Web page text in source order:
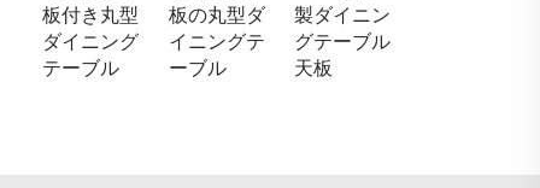
板付き丸型
ダイニング
テーブル
板の丸型ダ
イニングテ
ーブル
製ダイニン
グテーブル
天板